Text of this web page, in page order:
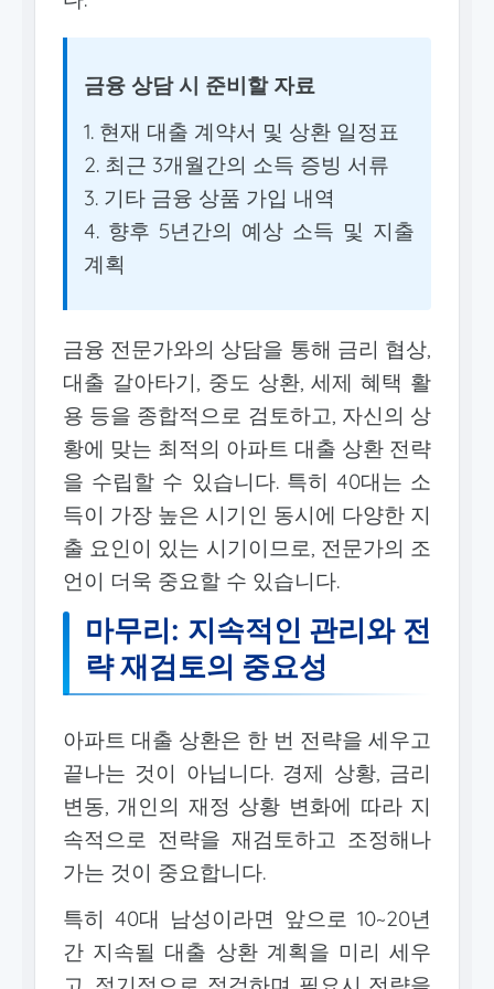
금융 상담 시 준비할 자료
1. 현재 대출 계약서 및 상환 일정표
2. 최근 3개월간의 소득 증빙 서류
3. 기타 금융 상품 가입 내역
4. 향후 5년간의 예상 소득 및 지출
계획
금융 전문가와의 상담을 통해 금리 협상,
대출 갈아타기, 중도 상환, 세제 혜택 활
용 등을 종합적으로 검토하고, 자신의 상
황에 맞는 최적의 아파트 대출 상환 전략
을 수립할 수 있습니다. 특히 40대는 소
득이 가장 높은 시기인 동시에 다양한 지
출 요인이 있는 시기이므로, 전문가의 조
언이 더욱 중요할 수 있습니다.
마무리: 지속적인 관리와 전
략 재검토의 중요성
아파트 대출 상환은 한 번 전략을 세우고
끝나는 것이 아닙니다. 경제 상황, 금리
변동, 개인의 재정 상황 변화에 따라 지
속적으로 전략을 재검토하고 조정해나
가는 것이 중요합니다.
특히 40대 남성이라면 앞으로 10~20년
간 지속될 대출 상환 계획을 미리 세우